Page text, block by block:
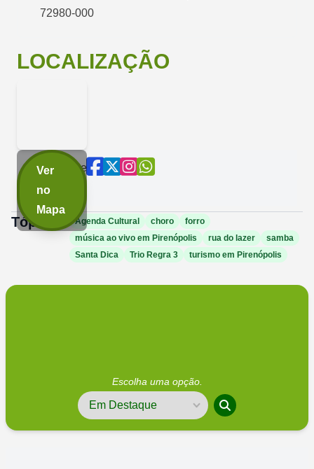
72980-000
LOCALIZAÇÃO
Ver
no
Mapa
Compartilhe
Tópicos: Agenda Cultural choro
forro
música ao vivo em Pirenópolis
rua do lazer
samba
Santa Dica
Trio Regra 3 turismo em Pirenópolis
Escolha uma opção.